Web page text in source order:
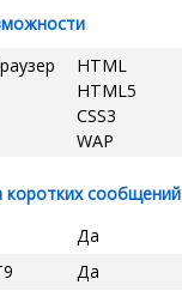
HTML
HTML5
CSS3
WAP
коротких сообщений
Да
Да